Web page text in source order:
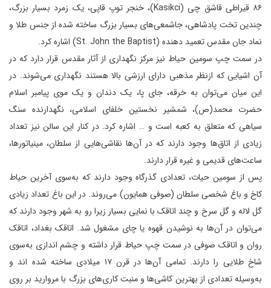
۸۶ قیراطی قاشق چی (Kasikci)، خنجر توپ قاپی، یک زمرد بسیار بزرگ،
چندین تخت پادشاهی، جاشمعی‌های بسیار بزرگ ساخته ‌شده از جنس طلا و
نماد جان مقدس تعمید دهنده (St. John the Baptist) اشاره کرد.
در سمت چپ سومین حیاط نیز مرکز نگهداری از آثار مقدس قرار دارد که در
آن اشیایی که ازنظر مذهبی دارای ارزشی بالا هستند نگهداری می‌شوند. در
این میان می‌توان به خرقه، جای پا، یک‌ دندان و یک موی پیامبر اسلام
حضرت محمد(ص)، شمشیر نخستین خلفای اسلامی، نگهدارنده سنگ
سیاهی که متعلق به کعبه است و … اشاره کرد. در کنار این سالن نیز تعداد
زیادی از اتاق‌ها وجود دارند که در آن‌ها نقاشی‌هایی از سلطان، مینیاتورها،
ساعت‌های قدیمی و غیره قرار دارند.
پس از سومین حیات، تعدادی گذرگاه وجود دارند که به‌سوی آخرین حیاط
کاخ و باغ شخصی سلطان (صوفی همایون) می‌روند. در این باغ تعداد زیادی
گل لاله و گل سرخ و چند اتاقک با نمایی بسیار زیرا رو به شهر وجود دارند که
می‌توان در آن‌ها به نوشیدن قهوه یا چای مشغول شد. اتاقک بغداد، اتاقک
روان و اتاقک صوفی در سمت چپ حیاط قرار داشته و چشم ‌اندازی به‌سوی
شاخ طلایی را دارند. تمامی آن‌ها در قرن ۱۷ میلادی ساخته ‌شده اند و
به‌وسیله تعدادی از بهترین کاشی‌ها و منبت ‌کاری‌های بزرگ با مروارید بر روی